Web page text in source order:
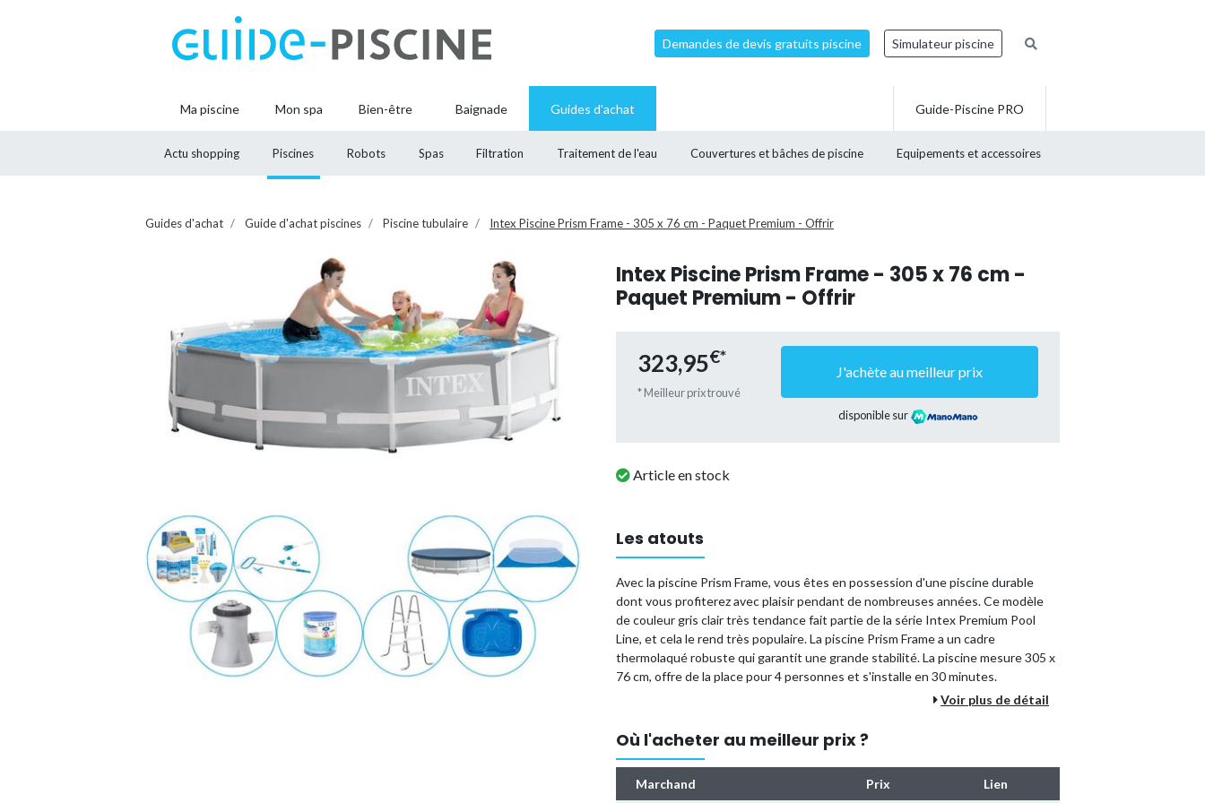
Demandes de devis gratuits piscine Simulateur piscine
Ma piscine Mon spa Bien-être Baignade Guides d'achat
Actu shopping Piscines Robots Spas Filtration Traitement de l'eau Couvertures et bâches de piscine Equipements et accessoires
Guide-Piscine PRO
Guides d'achat Guide d'achat piscines Piscine tubulaire Intex Piscine Prism Frame - 305 x 76 cm - Paquet Premium - Offrir
Intex Piscine Prism Frame - 305 x 76 cm -
Paquet Premium - Offrir
323,95€*
* Meilleur prix trouvé
J'achète au meilleur prix
disponible sur
Article en stock
Les atouts
Avec la piscine Prism Frame, vous êtes en possession d'une piscine durable
dont vous profiterez avec plaisir pendant de nombreuses années. Ce modèle
de couleur gris clair très tendance fait partie de la série Intex Premium Pool
Line, et cela le rend très populaire. La piscine Prism Frame a un cadre
thermolaqué robuste qui garantit une grande stabilité. La piscine mesure 305 x
76 cm, offre de la place pour 4 personnes et s'installe en 30 minutes.
Avec cet ensemble, vous avez en une fois tout ce dont vous avez besoin pour
Forme: Ronde
Couleur: Gris
Voir plus de détail
Où l'acheter au meilleur prix ?
Marchand Prix Lien